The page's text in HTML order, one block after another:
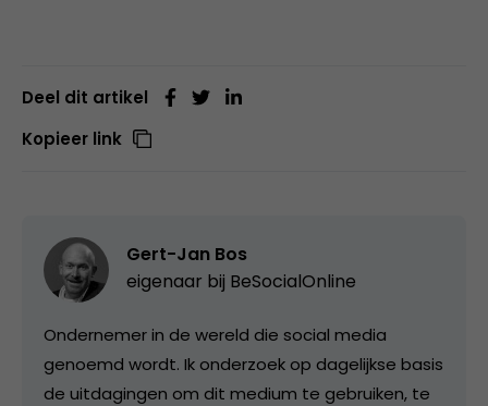
Deel dit artikel
Kopieer link
Gert-Jan Bos
eigenaar bij BeSocialOnline
Ondernemer in de wereld die social media
genoemd wordt. Ik onderzoek op dagelijkse basis
de uitdagingen om dit medium te gebruiken, te